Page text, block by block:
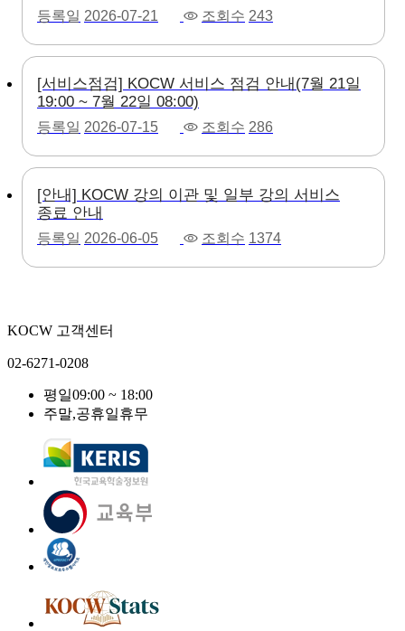
등록일 2026-07-21 조회수 243
[서비스점검] KOCW 서비스 점검 안내(7월 21일
19:00 ~ 7월 22일 08:00)
등록일 2026-07-15 조회수 286
[안내] KOCW 강의 이관 및 일부 강의 서비스
종료 안내
등록일 2026-06-05 조회수 1374
KOCW 고객센터
02-6271-0208
평일09:00 ~ 18:00
주말,공휴일휴무